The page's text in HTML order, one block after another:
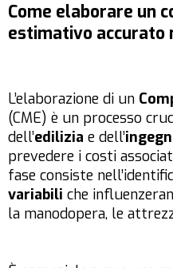
Come elaborare un
estimativo accurato
L’elaborazione di un
(CME) è un processo
dell’edilizia e dell’
prevedere i costi
fase consiste
variabili che
la manodopera, le